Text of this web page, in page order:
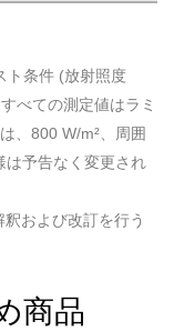
ト条件 (放射照度
べての測定値はラミ
、800 W/m²、周囲
予告なく変更され
および改訂を行う
商品